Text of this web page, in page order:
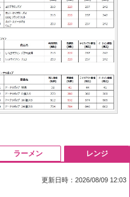
ラーメン レンジ
更新日時：2026/08/09 12:03